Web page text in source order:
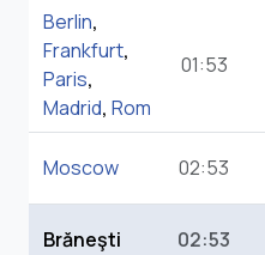
Berlin,
Frankfurt,
Paris,
Madrid, Rom
01:53
Moscow 02:53
Brăneşti 02:53